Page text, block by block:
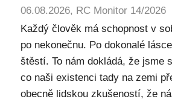
06.08.2026, RC Monitor 14/2026
Každý člověk má schopnost v
po nekonečnu. Po dokonalé
štěstí. To nám dokládá, že jsme
co naši existenci tady na zemi
obecně lidskou zkušeností, že